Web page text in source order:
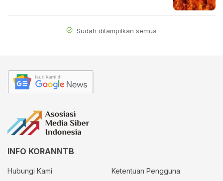
Sudah ditampilkan semua
INFO KORANNTB
Hubungi Kami
Ketentuan Pengguna